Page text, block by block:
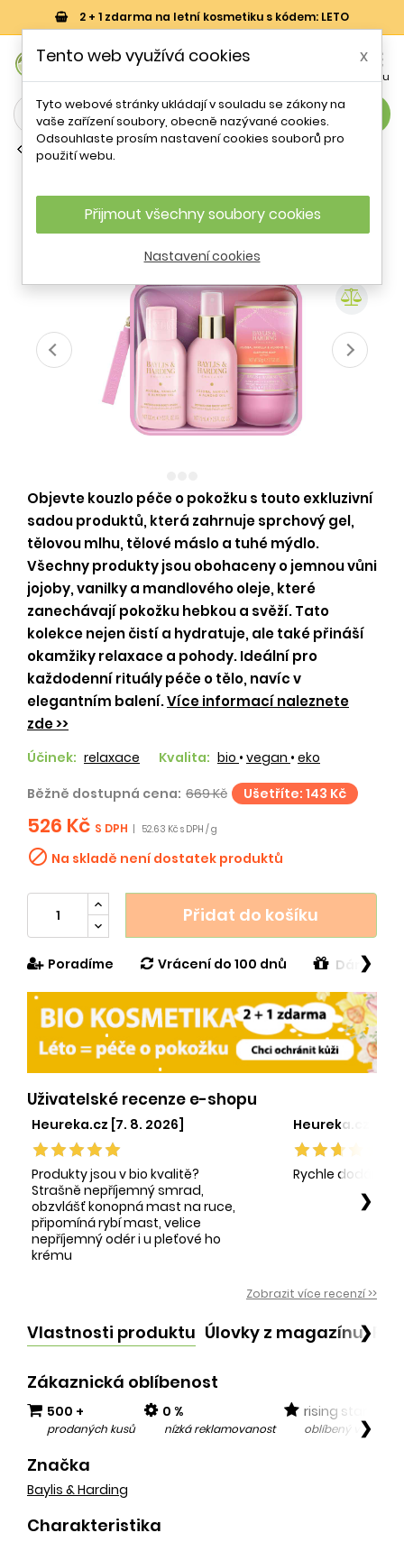
2 + 1 zdarma na letní kosmetiku s kódem: LETO

Menu
search
Dárkové sady pečující kosmetiky
Mandlový olej Gift Set Baylis & Harding
Objevte kouzlo péče o pokožku s touto exkluzivní
sadou produktů, která zahrnuje sprchový gel,
tělovou mlhu, tělové máslo a tuhé mýdlo.
Všechny produkty jsou obohaceny o jemnou vůni
jojoby, vanilky a mandlového oleje, které
zanechávají pokožku hebkou a svěží. Tato
kolekce nejen čistí a hydratuje, ale také přináší
okamžiky relaxace a pohody. Ideální pro
každodenní rituály péče o tělo, navíc v
elegantním balení.Více informací naleznete
zde >>
Účinek: relaxace Kvalita: bio • vegan • eko
Běžně dostupná cena: 669 Kč Ušetříte: 143 Kč
526 Kč S DPH 52.63 Kč s DPH / g
 Na skladě není dostatek produktů
Přidat do košíku
Poradíme Vrácení do 100 dnů Dárek v
❯
Uživatelské recenze e-shopu
Heureka.cz [7. 8. 2026]
Produkty jsou v bio kvalitě?
Strašně nepříjemný smrad,
obzvlášť konopná mast na ruce,
připomíná rybí mast, velice
nepříjemný odér i u pleťové ho
krému
Heureka.cz [1.
Rychle dodání
❯
Zobrazit více recenzí >>
Vlastnosti produktu Úlovky z magazínu❯
Zákaznická oblíbenost
500 +
prodaných kusů
0 %
nízká reklamovanost
rising star
oblíbený v❯
Značka
Baylis & Harding
Charakteristika
Tento web využívá cookies x
Tyto webové stránky ukládají v souladu se zákony na
vaše zařízení soubory, obecně nazývané cookies.
Odsouhlaste prosím nastavení cookies souborů pro
použití webu.
Přijmout všechny soubory cookies
Nastavení cookies